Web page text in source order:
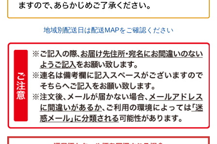
地域別配送日は配送MAPをご確認ください